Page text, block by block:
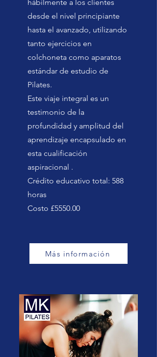
hábilmente a los clientes
desde el nivel principiante
hasta el avanzado, utilizando
tanto ejercicios en
colchoneta como aparatos
estándar de estudio de
Pilates.
Este viaje integral es un
testimonio de la
profundidad y amplitud del
aprendizaje encapsulado en
esta cualificación
aspiracional .
Crédito educativo total: 588
horas
Costo £5550.00
Más información